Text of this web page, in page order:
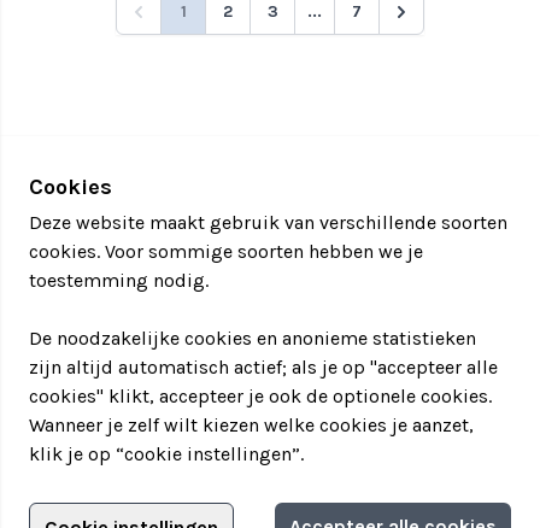
1 2 3 ... 7
Adverteren?
Cookies
Deze website maakt gebruik van verschillende soorten
cookies. Voor sommige soorten hebben we je
toestemming nodig.
De noodzakelijke cookies en anonieme statistieken
zijn altijd automatisch actief; als je op "accepteer alle
cookies" klikt, accepteer je ook de optionele cookies.
Wanneer je zelf wilt kiezen welke cookies je aanzet,
klik je op “cookie instellingen”.